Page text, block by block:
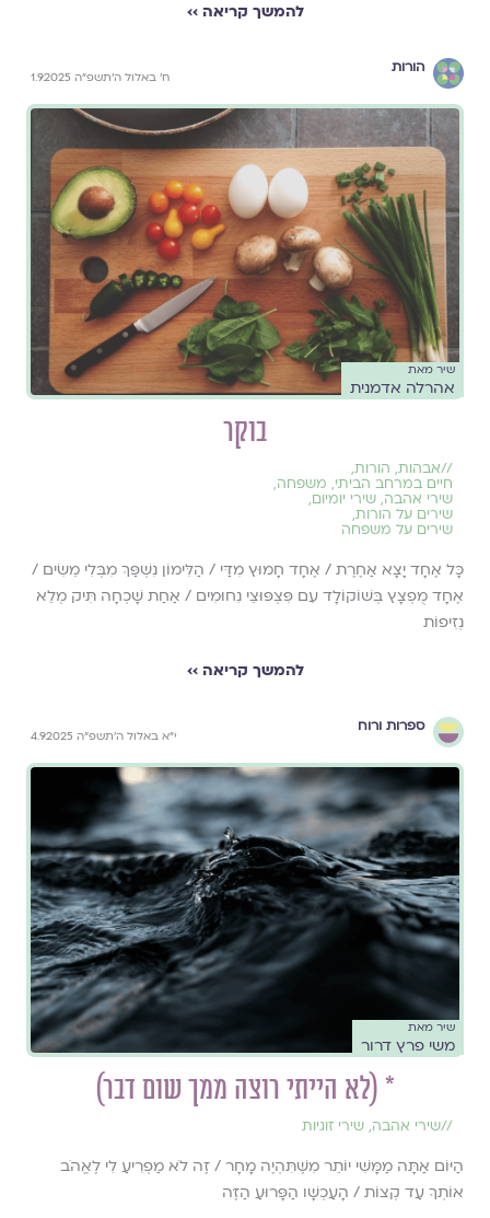
להמשך קריאה ››
הורות
ח׳ באלול ה׳תשפ״ה 1.9.2025
שיר מאת
אהרלה אדמנית
בוקר
//אבהות, הורות,
חיים במרחב הביתי, משפחה,
שירי אהבה, שירי יומיום,
שירים על הורות,
שירים על משפחה
כָּל אֶחָד יָצָא אַחֶרֶת / אֶחָד חָמוּץ מִדַּי / הַלִּימוֹן נִשְׁפַּךְ מִבְּלִי מֵשִׂים /
אֶחָד מֻפְצָץ בְּשׁוֹקוֹלָד עִם פִּצְפּוּצֵי נִחוּמִים / אַחַת שָׁכְחָה תִּיק מְלֵא
נְזִיפוֹת
להמשך קריאה ››
ספרות ורוח
י״א באלול ה׳תשפ״ה 4.9.2025
שיר מאת
משי פרץ דרור
* (לא הייתי רוצה ממך שום דבר)
//שירי אהבה, שירי זוגיות
הַיּוֹם אַתָּה מַמָּשִׁי יוֹתֵר מִשֶּׁתִּהְיֶה מָחָר / זֶה לֹא מַפְרִיעַ לִי לֶאֱהֹב
אוֹתְךָ עַד קְצוֹת / הָעַכְשָׁו הַפָּרוּעַ הַזֶּה